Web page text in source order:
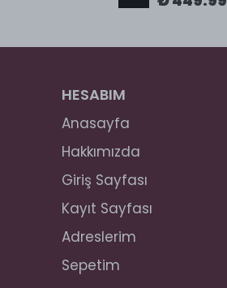
HESABIM
Anasayfa
Hakkımızda
Giriş Sayfası
Kayıt Sayfası
Adreslerim
Sepetim